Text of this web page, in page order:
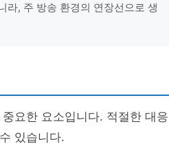
라, 주 방송 환경의 연장선으로 생
요한 요소입니다. 적절한 대응
있습니다.